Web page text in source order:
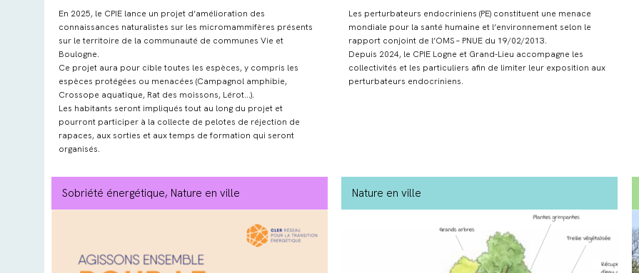
En 2025, le CPIE lance un projet d’amélioration des
connaissances naturalistes sur les micromammifères présents
sur le territoire de la communauté de communes Vie et
Boulogne.
Ce projet aura pour cible toutes les espèces, y compris les
espèces protégées ou menacées (Campagnol amphibie,
Crossope aquatique, Rat des moissons, Lérot…).
Les habitants seront impliqués tout au long du projet et
pourront participer à la collecte de pelotes de réjection de
rapaces, aux sorties et aux temps de formation qui seront
organisés.
Les perturbateurs endocriniens (PE) constituent une menace
mondiale pour la santé humaine et l’environnement selon le
rapport conjoint de l’OMS – PNUE du 19/02/2013.
Depuis 2024, le CPIE Logne et Grand-Lieu accompagne les
collectivités et les particuliers afin de limiter leur exposition aux
perturbateurs endocriniens.
Sobriété énergétique, Nature en ville Nature en ville